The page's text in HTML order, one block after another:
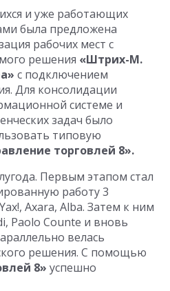
и уже работающих
была предложена
рабочих мест c
решения «Штрих-М.
с подключением
Для консолидации
системе и
задач было
типовую
торговлей 8».
Первым этапом стал
работу 3
Axara, Alba. Затем к ним
Paolo Counte и вновь
велась
решения. С помощью
8» успешно